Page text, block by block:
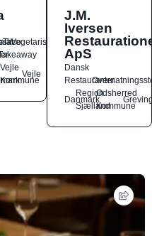
TacoVegetarisk
Vejle
Kommune
Vejle
J.M.
Iversen
ApS
Dansk
Restauranter
Danmark
Region
Sjælland
Odsherred
Kommune